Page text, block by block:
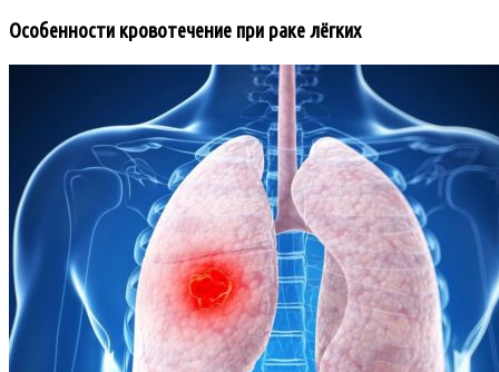
Особенности кровотечение при раке лёгких